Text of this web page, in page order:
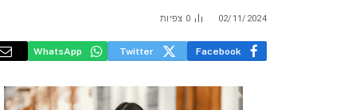
02/11/2024
0 צפיות
Facebook
Twitter
WhatsApp